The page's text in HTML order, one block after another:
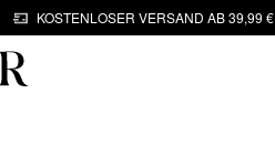
KOSTENLOSER VERSAND AB 39,99 €